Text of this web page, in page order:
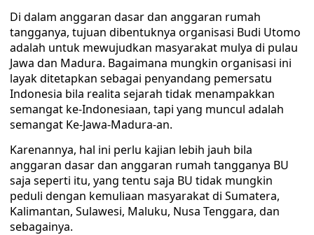
Di dalam anggaran dasar dan anggaran rumah
tangganya, tujuan dibentuknya organisasi Budi Utomo
adalah untuk mewujudkan masyarakat mulya di pulau
Jawa dan Madura. Bagaimana mungkin organisasi ini
layak ditetapkan sebagai penyandang pemersatu
Indonesia bila realita sejarah tidak menampakkan
semangat ke-Indonesiaan, tapi yang muncul adalah
semangat Ke-Jawa-Madura-an.
Karenannya, hal ini perlu kajian lebih jauh bila
anggaran dasar dan anggaran rumah tangganya BU
saja seperti itu, yang tentu saja BU tidak mungkin
peduli dengan kemuliaan masyarakat di Sumatera,
Kalimantan, Sulawesi, Maluku, Nusa Tenggara, dan
sebagainya.